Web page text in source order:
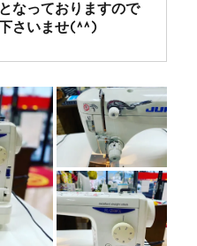
なっておりますので
さいませ(^^)